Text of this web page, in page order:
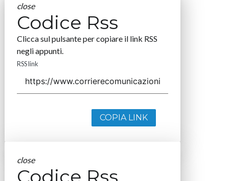
close
Codice Rss
Clicca sul pulsante per copiare il link RSS
negli appunti.
RSS link
COPIA LINK
close
Codice Rss